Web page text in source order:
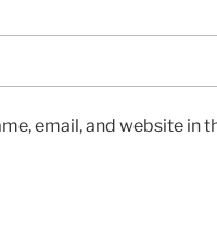
email, and website in